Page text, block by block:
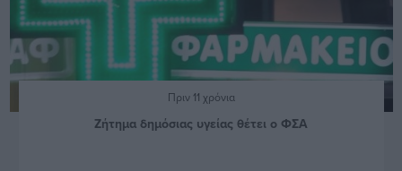
Πριν 11 χρόνια
Ζήτημα δημόσιας υγείας θέτει ο ΦΣΑ